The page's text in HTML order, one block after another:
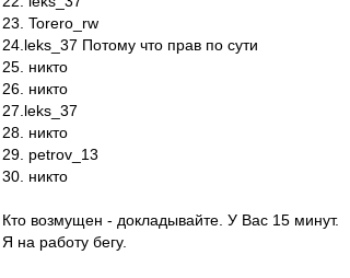
23. Torero_rw
24.leks_37 Потому что прав по сути
25. никто
26. никто
27.leks_37
28. никто
29. petrov_13
30. никто
Кто возмущен - докладывайте. У Вас 15 минут.
Я на работу бегу.